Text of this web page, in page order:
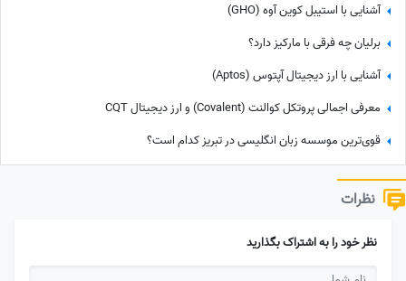
آشنایی با استیبل کوین آوه (GHO)
برلیان چه فرقی با مارکیز دارد؟
آشنایی با ارز دیجیتال آپتوس (Aptos)
معرفی اجمالی پروتکل کوالنت (Covalent) و ارز دیجیتال CQT
قوی‌ترین موسسه زبان انگلیسی در تبریز کدام است؟
نظرات
نظر خود را به اشتراک بگذارید